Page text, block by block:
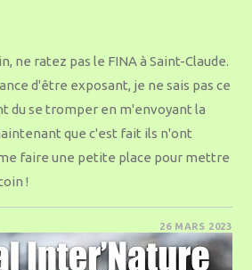
ne ratez pas le FINA à Saint-Claude.
d'être exposant, je ne sais pas ce
du se tromper en m'envoyant la
que c'est fait ils n'ont
faire une petite place pour mettre
!
26 MARS 2023